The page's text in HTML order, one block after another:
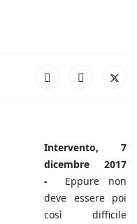
Intervento, 7
dicembre 2017
-
Eppure non
deve essere poi
così difficile